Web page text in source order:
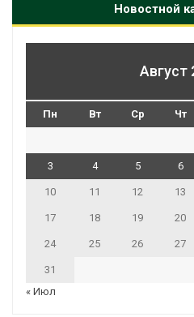
Новостной
Август
Пн Вт Ср Чт
3 4 5 6
10 11 12 13
17 18 19 20
24 25 26 27
31
« Июл